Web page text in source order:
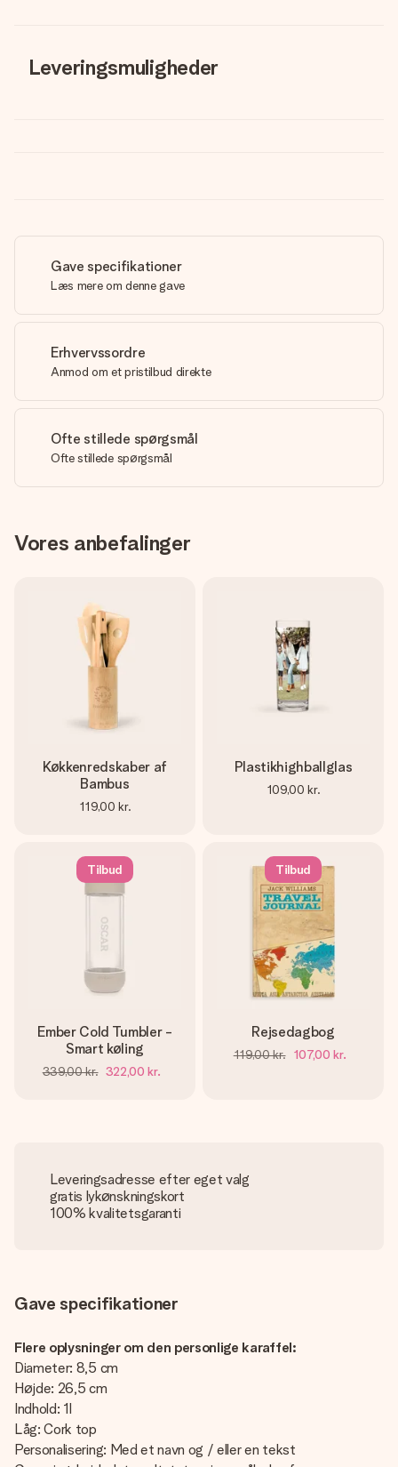
Leveringsmuligheder
Gave specifikationer
Læs mere om denne gave
Erhvervssordre
Anmod om et pristilbud direkte
Ofte stillede spørgsmål
Ofte stillede spørgsmål
Vores anbefalinger
Køkkenredskaber af
Bambus
119,00 kr.
Plastikhighballglas
109,00 kr.
Tilbud
Ember Cold Tumbler -
Smart køling
339,00 kr. 322,00 kr.
Tilbud
Rejsedagbog
119,00 kr. 107,00 kr.
Leveringsadresse efter eget valg
gratis lykønskningskort
100% kvalitetsgaranti
Gave specifikationer
Flere oplysninger om den personlige karaffel:
Diameter: 8,5 cm
Højde: 26,5 cm
Indhold: 1l
Låg: Cork top
Personalisering: Med et navn og / eller en tekst